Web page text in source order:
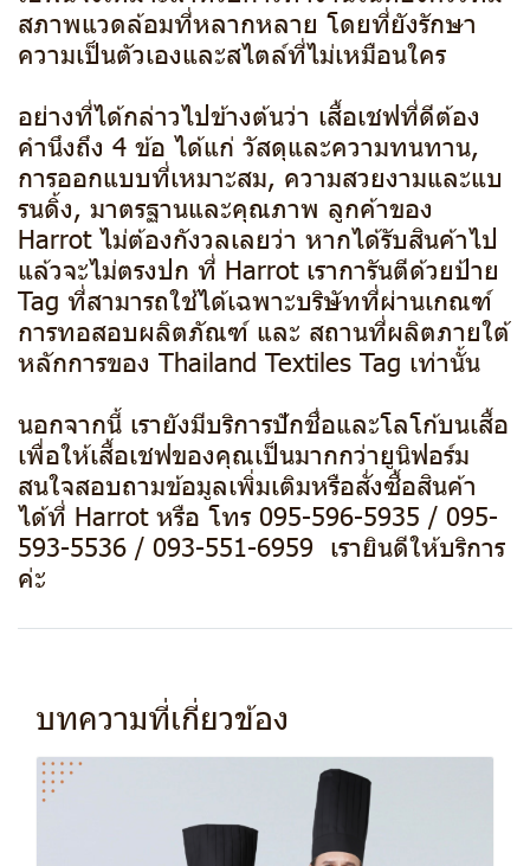
สภาพแวดล้อมที่หลากหลาย โดยที่ยังรักษา
ความเป็นตัวเองและสไตล์ที่ไม่เหมือนใคร
อย่างที่ได้กล่าวไปข้างต้นว่า เสื้อเชฟที่ดีต้อง
คำนึงถึง 4 ข้อ ได้แก่ วัสดุและความทนทาน,
การออกแบบที่เหมาะสม, ความสวยงามและแบ
รนดิ้ง, มาตรฐานและคุณภาพ ลูกค้าของ
Harrot ไม่ต้องกังวลเลยว่า หากได้รับสินค้าไป
แล้วจะไม่ตรงปก ที่ Harrot เราการันตีด้วยป้าย
Tag ที่สามารถใช้ได้เฉพาะบริษัทที่ผ่านเกณฑ์
การทอสอบผลิตภัณฑ์ และ สถานที่ผลิตภายใต้
หลักการของ Thailand Textiles Tag เท่านั้น
นอกจากนี้ เรายังมีบริการปักชื่อและโลโก้บนเสื้อ
เพื่อให้เสื้อเชฟของคุณเป็นมากกว่ายูนิฟอร์ม
สนใจสอบถามข้อมูลเพิ่มเติมหรือสั่งซื้อสินค้า
ได้ที่ Harrot หรือ โทร 095-596-5935 / 095-
593-5536 / 093-551-6959 เรายินดีให้บริการ
ค่ะ
บทความที่เกี่ยวข้อง